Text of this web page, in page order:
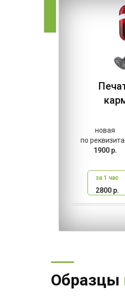
новая
по
1900 р.
за 1 час
2800 р.
Образцы